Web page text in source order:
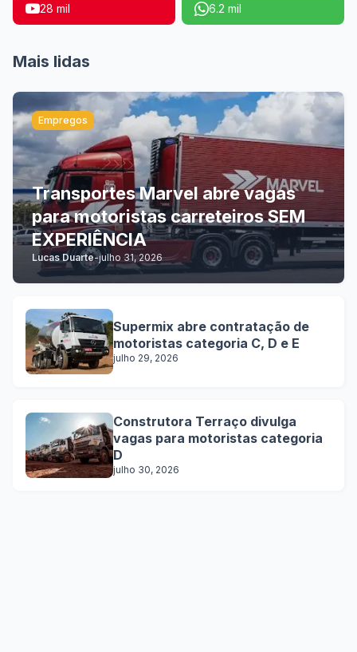
28 mil 6.2 mil
Mais lidas
Empregos
Transportes Marvel abre vagas
para motoristas carreteiros SEM
EXPERIÊNCIA
Lucas Duarte-julho 31, 2026
Supermix abre contratação de
motoristas categoria C, D e E
julho 29, 2026
Construtora Terraço divulga
vagas para motoristas categoria
D
julho 30, 2026